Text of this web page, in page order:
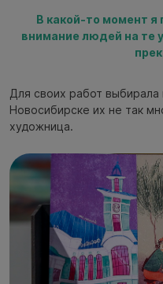
В какой-то момент я
внимание людей на те
Для своих работ
Новосибирске их не так
художница.